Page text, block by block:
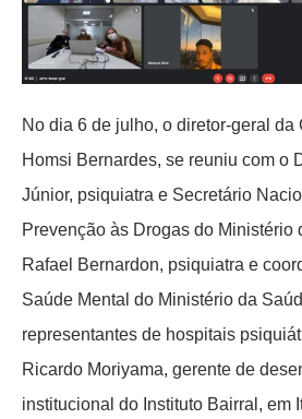
No dia 6 de julho, o diretor-geral da
Homsi Bernardes, se reuniu com o
Júnior, psiquiatra e Secretário
Prevenção às Drogas do Ministério
Rafael Bernardon, psiquiatra e
Saúde Mental do Ministério da
representantes de hospitais
Ricardo Moriyama, gerente de
institucional do Instituto Bairral, em